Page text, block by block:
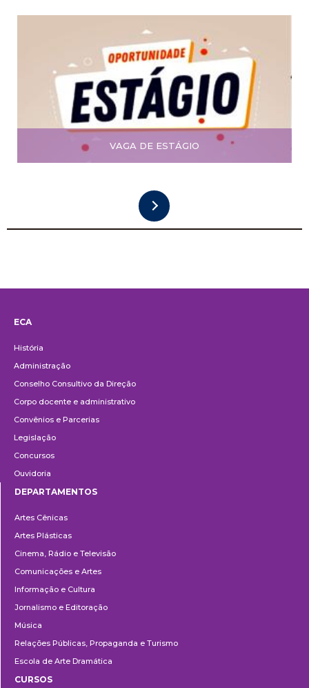
VAGA DE ESTÁGIO
ECA
História
Administração
Conselho Consultivo da Direção
Corpo docente e administrativo
Convênios e Parcerias
Legislação
Concursos
Ouvidoria
DEPARTAMENTOS
Artes Cênicas
Artes Plásticas
Cinema, Rádio e Televisão
Comunicações e Artes
Informação e Cultura
Jornalismo e Editoração
Música
Relações Públicas, Propaganda e Turismo
Escola de Arte Dramática
CURSOS